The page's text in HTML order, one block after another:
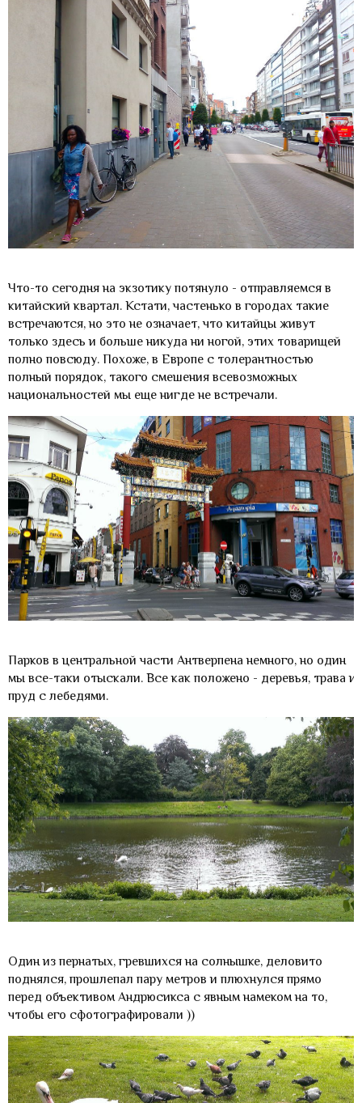
Что-то сегодня на экзотику потянуло - отправляемся в
китайский квартал. Кстати, частенько в городах такие
встречаются, но это не означает, что китайцы живут
только здесь и больше никуда ни ногой, этих товарищей
полно повсюду. Похоже, в Европе с толерантностью
полный порядок, такого смешения всевозможных
национальностей мы еще нигде не встречали.
Парков в центральной части Антверпена немного, но один
мы все-таки отыскали. Все как положено - деревья, трава и
пруд с лебедями.
Один из пернатых, гревшихся на солнышке, деловито
поднялся, прошлепал пару метров и плюхнулся прямо
перед объективом Андрюсикса с явным намеком на то,
чтобы его сфотографировали ))